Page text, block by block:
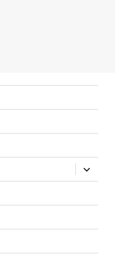
laienda